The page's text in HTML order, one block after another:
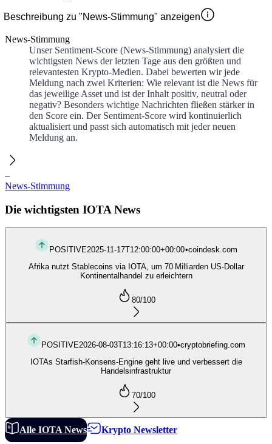
Beschreibung zu "News-Stimmung" anzeigen
News-Stimmung
Unser Sentiment-Score (News-Stimmung) analysiert die
wichtigsten News der letzten Tage aus den größten und
relevantesten Krypto-Medien. Dabei bewerten wir jede
Meldung nach zwei Kriterien: Wie relevant ist die News für
das jeweilige Asset und ist der Inhalt positiv, neutral oder
negativ? Besonders wichtige Nachrichten fließen stärker in
den Score ein. Der Sentiment-Score wird kontinuierlich
aktualisiert und passt sich automatisch mit jeder neuen
Meldung an.
–
News-Stimmung
Die wichtigsten IOTA News
POSITIVE2025-11-17T12:00:00+00:00•coindesk.com
Afrika nutzt Stablecoins via IOTA, um 70 Milliarden US-Dollar
Kontinentalhandel zu erleichtern
80/100
POSITIVE2026-08-03T13:16:13+00:00•cryptobriefing.com
IOTAs Starfish-Konsens-Engine geht live und verbessert die
Handelsinfrastruktur
70/100
Alle IOTA News Krypto Newsletter